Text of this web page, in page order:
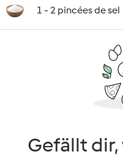
1 - 2 pincées de sel
Gefällt dir,